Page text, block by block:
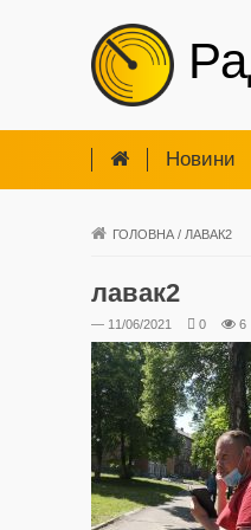
Новини
ГОЛОВНА / ЛАВАК2
лавак2
— 11/06/2021 0 6